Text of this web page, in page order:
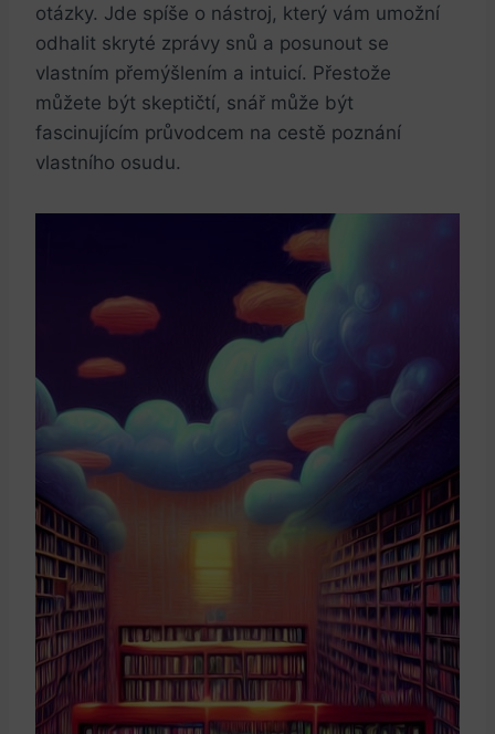
otázky. Jde spíše o nástroj, který ⁢vám umožní⁤
odhalit skryté zprávy snů a posunout se
vlastním přemýšlením a intuicí. Přestože
můžete být skeptičtí, snář může být
fascinujícím ⁢průvodcem na cestě poznání
vlastního⁤ osudu.